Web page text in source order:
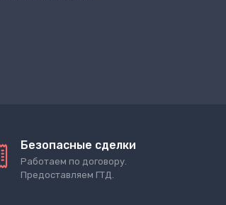
Безопасные сделки
Работаем по договору.
Предоставляем ГТД.